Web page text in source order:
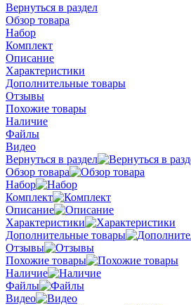
Вернуться в раздел
Обзор товара
Набор
Комплект
Описание
Характеристики
Дополнительные товары
Отзывы
Похожие товары
Наличие
Файлы
Видео
Вернуться в раздел
Обзор товара
Набор
Комплект
Описание
Характеристики
Дополнительные товары
Отзывы
Похожие товары
Наличие
Файлы
Видео